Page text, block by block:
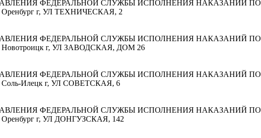
ФЕДЕРАЛЬНОЙ СЛУЖБЫ ИСПОЛНЕНИЯ НАКАЗАНИЙ ПО
Оренбург г, УЛ ТЕХНИЧЕСКАЯ, 2
ФЕДЕРАЛЬНОЙ СЛУЖБЫ ИСПОЛНЕНИЯ НАКАЗАНИЙ ПО
Новотроицк г, УЛ ЗАВОДСКАЯ, ДОМ 26
ФЕДЕРАЛЬНОЙ СЛУЖБЫ ИСПОЛНЕНИЯ НАКАЗАНИЙ ПО
Соль-Илецк г, УЛ СОВЕТСКАЯ, 6
ФЕДЕРАЛЬНОЙ СЛУЖБЫ ИСПОЛНЕНИЯ НАКАЗАНИЙ ПО
Оренбург г, УЛ ДОНГУЗСКАЯ, 142